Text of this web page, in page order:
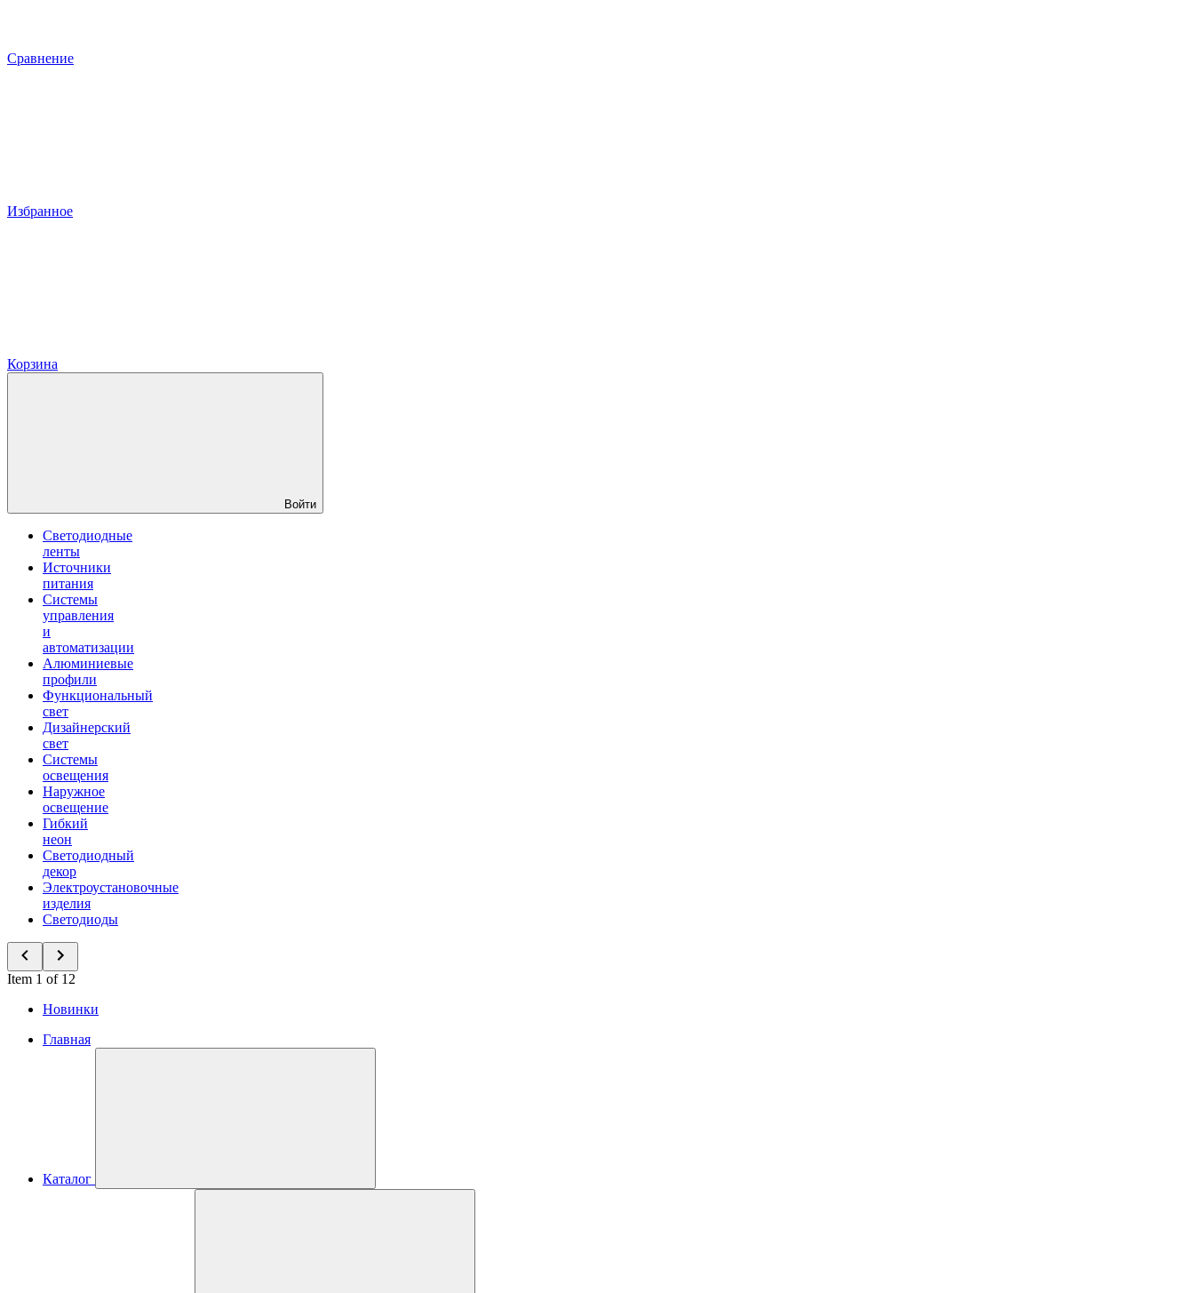
Сравнение
Избранное
Корзина
Войти
Светодиодные
ленты
Источники
питания
Системы
управления
и
автоматизации
Алюминиевые
профили
Функциональный
свет
Дизайнерский
свет
Системы
освещения
Наружное
освещение
Гибкий
неон
Светодиодный
декор
Электроустановочные
изделия
Светодиоды
Item 1 of 12
Новинки
Главная
Каталог